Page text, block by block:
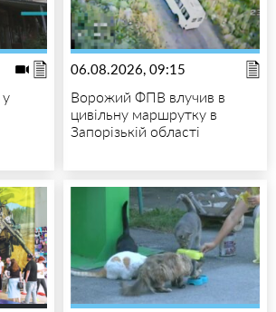
06.08.2026, 09:15
Ворожий ФПВ влучив в
цивільну маршрутку в
Запорізькій області